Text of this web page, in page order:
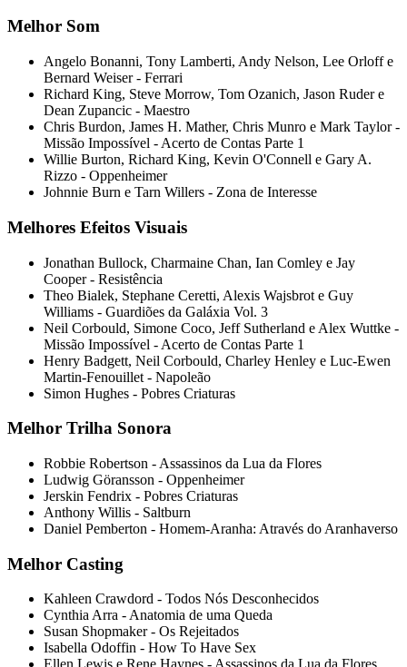
Melhor Som
Angelo Bonanni, Tony Lamberti, Andy Nelson, Lee Orloff e
Bernard Weiser - Ferrari
Richard King, Steve Morrow, Tom Ozanich, Jason Ruder e
Dean Zupancic - Maestro
Chris Burdon, James H. Mather, Chris Munro e Mark Taylor -
Missão Impossível - Acerto de Contas Parte 1
Willie Burton, Richard King, Kevin O'Connell e Gary A.
Rizzo - Oppenheimer
Johnnie Burn e Tarn Willers - Zona de Interesse
Melhores Efeitos Visuais
Jonathan Bullock, Charmaine Chan, Ian Comley e Jay
Cooper - Resistência
Theo Bialek, Stephane Ceretti, Alexis Wajsbrot e Guy
Williams - Guardiões da Galáxia Vol. 3
Neil Corbould, Simone Coco, Jeff Sutherland e Alex Wuttke -
Missão Impossível - Acerto de Contas Parte 1
Henry Badgett, Neil Corbould, Charley Henley e Luc-Ewen
Martin-Fenouillet - Napoleão
Simon Hughes - Pobres Criaturas
Melhor Trilha Sonora
Robbie Robertson - Assassinos da Lua da Flores
Ludwig Göransson - Oppenheimer
Jerskin Fendrix - Pobres Criaturas
Anthony Willis - Saltburn
Daniel Pemberton - Homem-Aranha: Através do Aranhaverso
Melhor Casting
Kahleen Crawdord - Todos Nós Desconhecidos
Cynthia Arra - Anatomia de uma Queda
Susan Shopmaker - Os Rejeitados
Isabella Odoffin - How To Have Sex